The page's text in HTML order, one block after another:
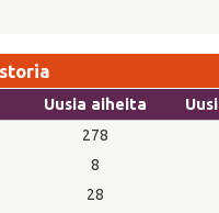
Uusia aiheita
278
8
28